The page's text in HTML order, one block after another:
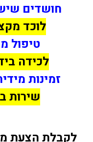
חושדים
לוכד
טיפול
לכידה
זמינות
שירות
לקבלת הצעת